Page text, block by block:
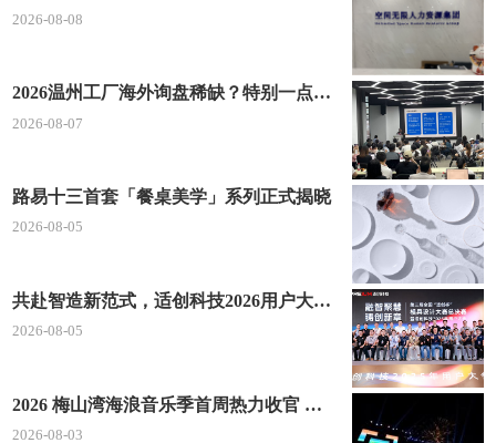
十字路口右转，步行约300米
深圳市光明区行政服务大厅7-25号综合窗口
办理地点：深圳市光明区牛山路与德雅路交汇处
公共服务平台一楼区行政服务大厅7-25号综合窗口
办公电话：0755-88211321，0755-88212021(行
办公时间：周一至周五 09:00-12:00，14:00-17:4
5 (午间延时服务时间12:00-14:00，国家法定节假日不
位置指引：公交： 搭乘b949路、b958路、b963
2026-08-08
2026温州工厂海外询盘稀缺？特别一点AI 短视频引流 + 麦穗智能获客谷歌定制独立站双渠道拓客！
2026-08-07
路易十三首套「餐桌美学」系列正式揭晓
2026-08-05
共赴智造新范式，适创科技2026用户大会将于深圳启幕
2026-08-05
2026 梅山湾海浪音乐季首周热力收官 文体旅深度融合点燃滨海夏日经济
2026-08-03